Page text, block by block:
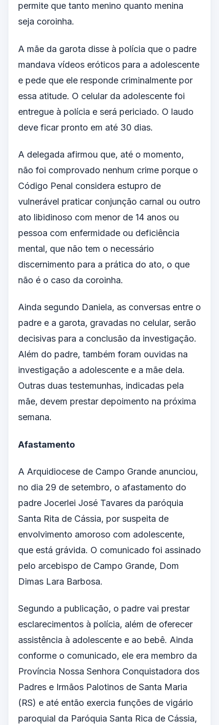
permite que tanto menino quanto menina
seja coroinha.
A mãe da garota disse à polícia que o padre
mandava vídeos eróticos para a adolescente
e pede que ele responde criminalmente por
essa atitude. O celular da adolescente foi
entregue à polícia e será periciado. O laudo
deve ficar pronto em até 30 dias.
A delegada afirmou que, até o momento,
não foi comprovado nenhum crime porque o
Código Penal considera estupro de
vulnerável praticar conjunção carnal ou outro
ato libidinoso com menor de 14 anos ou
pessoa com enfermidade ou deficiência
mental, que não tem o necessário
discernimento para a prática do ato, o que
não é o caso da coroinha.
Ainda segundo Daniela, as conversas entre o
padre e a garota, gravadas no celular, serão
decisivas para a conclusão da investigação.
Além do padre, também foram ouvidas na
investigação a adolescente e a mãe dela.
Outras duas testemunhas, indicadas pela
mãe, devem prestar depoimento na próxima
semana.
Afastamento
A Arquidiocese de Campo Grande anunciou,
no dia 29 de setembro, o afastamento do
padre Jocerlei José Tavares da paróquia
Santa Rita de Cássia, por suspeita de
envolvimento amoroso com adolescente,
que está grávida. O comunicado foi assinado
pelo arcebispo de Campo Grande, Dom
Dimas Lara Barbosa.
Segundo a publicação, o padre vai prestar
esclarecimentos à polícia, além de oferecer
assistência à adolescente e ao bebê. Ainda
conforme o comunicado, ele era membro da
Província Nossa Senhora Conquistadora dos
Padres e Irmãos Palotinos de Santa Maria
(RS) e até então exercia funções de vigário
paroquial da Paróquia Santa Rica de Cássia,